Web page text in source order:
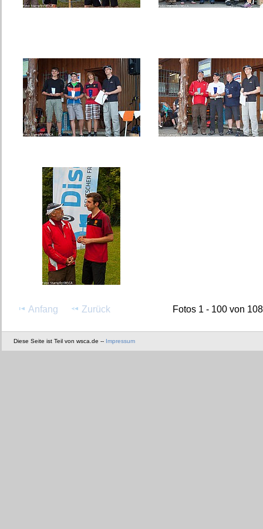
Anfang Zurück Fotos 1 - 100 von 108
Diese Seite ist Teil von wsca.de -- Impressum